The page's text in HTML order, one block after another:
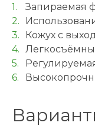
Запираемая
Кожух с